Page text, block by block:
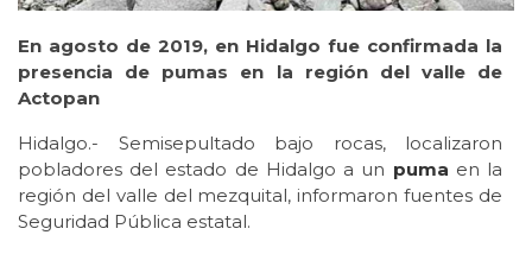
En agosto de 2019, en Hidalgo fue confirmada la
presencia de pumas en la región del valle de
Actopan
Hidalgo.- Semisepultado bajo rocas, localizaron
pobladores del estado de Hidalgo a un puma en la
región del valle del mezquital, informaron fuentes de
Seguridad Pública estatal.